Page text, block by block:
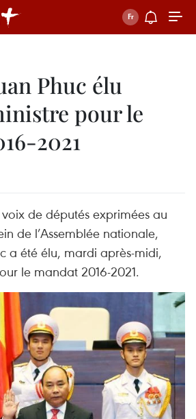
Phuc élu
pour le
2021
de députés exprimées au
de l’Assemblée nationale,
a été élu, mardi après-midi,
le mandat 2016-2021.